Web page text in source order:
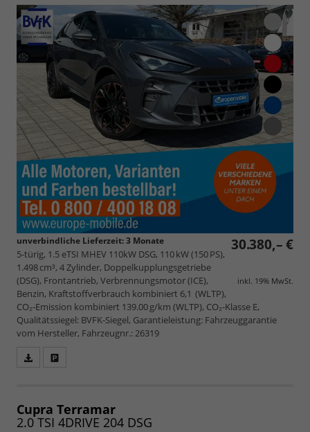
30.380,– €
inkl. 19% MwSt.
unverbindliche Lieferzeit:3 Monate
5-türig, 1.5 eTSI MHEV 110kW DSG, 110 kW (150 PS),
1.498 cm³, 4 Zylinder, Doppelkupplungsgetriebe
(DSG), Frontantrieb, Verbrennungsmotor (ICE),
Benzin, Kraftstoffverbrauch kombiniert 6,1 (WLTP),
CO₂-Emission kombiniert 139.00 g/km (WLTP), CO₂-Klasse E,
Qualitätssiegel: BVFK-Siegel, Garantieleistung: Fahrzeuggarantie
vom Hersteller, Fahrzeugnr.: 26319
speichern/drucken
Cupra Terramar
2.0 TSI 4DRIVE 204 DSG